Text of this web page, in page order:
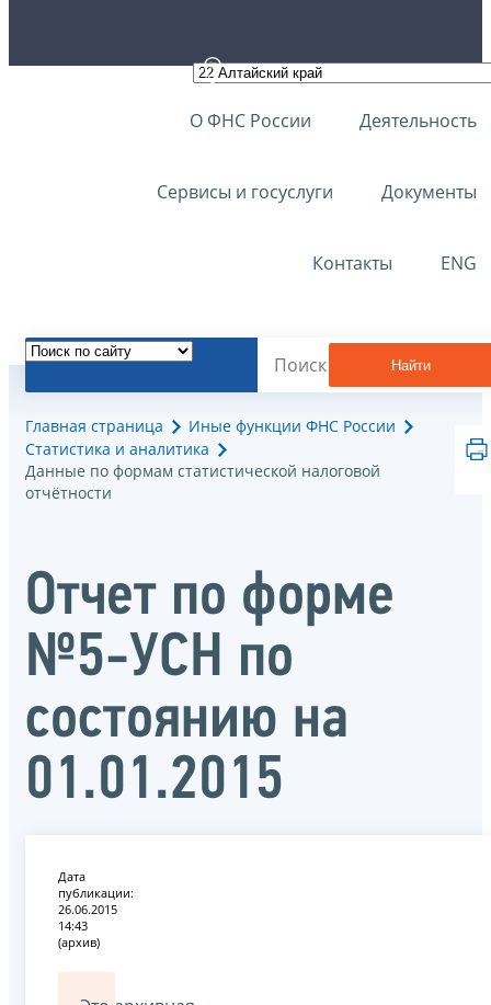
О ФНС России Деятельность
Сервисы и госуслуги Документы
Контакты ENG
Найти
Главная страница
Иные функции ФНС России
Статистика и аналитика
Данные по формам статистической налоговой
отчётности
Отчет по форме
№5-УСН по
состоянию на
01.01.2015
Дата
публикации:
26.06.2015
14:43
(архив)